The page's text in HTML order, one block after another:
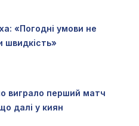
«Погодні умови не
швидкість»
виграло перший матч
далі у киян